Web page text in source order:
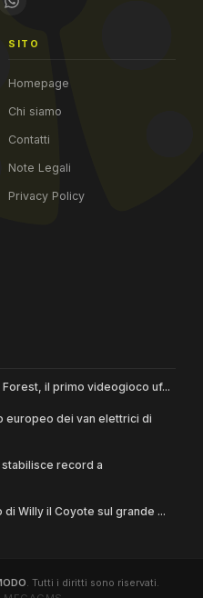
SITO
Homepage
Chi siamo
Contatti
Note Legali
Privacy Policy
il primo videogioco uf...
europeo dei van elettrici di
record a
Willy il Coyote sul grande ...
. Tutti i diritti sono riservati.